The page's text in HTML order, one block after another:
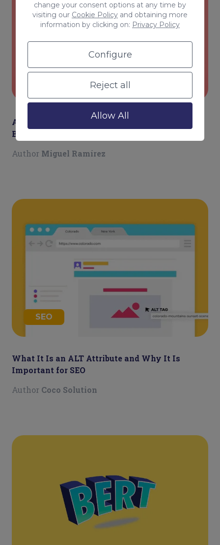
change your consent options at any time by
visiting our Cookie Policy and obtaining more
information by clicking on: Privacy Policy
Configure
Reject all
Allow All
Aprovecha al máximo tu estrategia de SEO con
Bard: tu compañero en la optimización
Author Miguel Ramírez
SEO
What It Is an ALT Attribute and Why It Is
Important for SEO
Author Coco Solution